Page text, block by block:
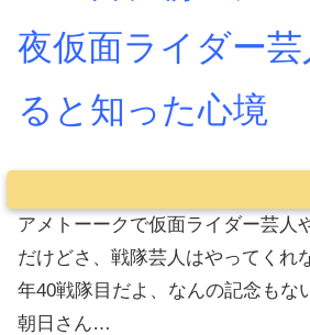
夜仮面ライダー
ると知った心境
アメトーークで仮面ライダー芸人
だけどさ、戦隊芸人はやってくれ
年40戦隊目だよ、なんの記念もな
朝日さん…